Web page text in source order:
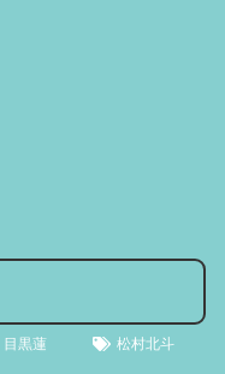
目黒蓮 松村北斗